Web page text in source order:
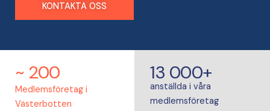
KONTAKTA OSS
~ 200
Medlemsföretag i
Västerbotten
13 000+
anställda i våra
medlemsföretag